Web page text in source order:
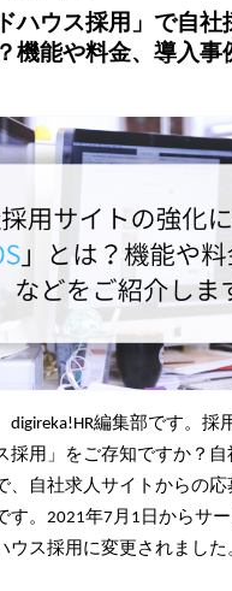
ハウス採用」で自
機能や料金、導入事
digireka!HR編集部です。採
採用」をご存知ですか？
、自社求人サイトからの
す。2021年7月1日からサー
ウス採用に変更されました